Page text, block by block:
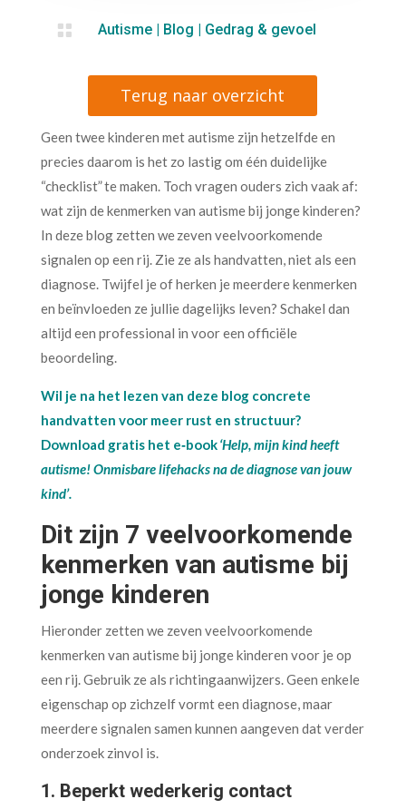
 Autisme| Blog Gedrag & gevoel
Terug naar overzicht
Geen twee kinderen met autisme zijn hetzelfde en
precies daarom is het zo lastig om één duidelijke
“checklist” te maken. Toch vragen ouders zich vaak af:
wat zijn de kenmerken van autisme bij jonge kinderen?
In deze blog zetten we zeven veelvoorkomende
signalen op een rij. Zie ze als handvatten, niet als een
diagnose. Twijfel je of herken je meerdere kenmerken
en beïnvloeden ze jullie dagelijks leven? Schakel dan
altijd een professional in voor een officiële
beoordeling.
Wil je na het lezen van deze blog concrete
handvatten voor meer rust en structuur?
Download gratis het e‑book‘Help, mijn kind heeft
autisme! Onmisbare lifehacks na de diagnose van jouw
kind’.
Dit zijn 7 veelvoorkomende
kenmerken van autisme bij
jonge kinderen
Hieronder zetten we zeven veelvoorkomende
kenmerken van autisme bij jonge kinderen voor je op
een rij. Gebruik ze als richtingaanwijzers. Geen enkele
eigenschap op zichzelf vormt een diagnose, maar
meerdere signalen samen kunnen aangeven dat verder
onderzoek zinvol is.
1. Beperkt wederkerig contact